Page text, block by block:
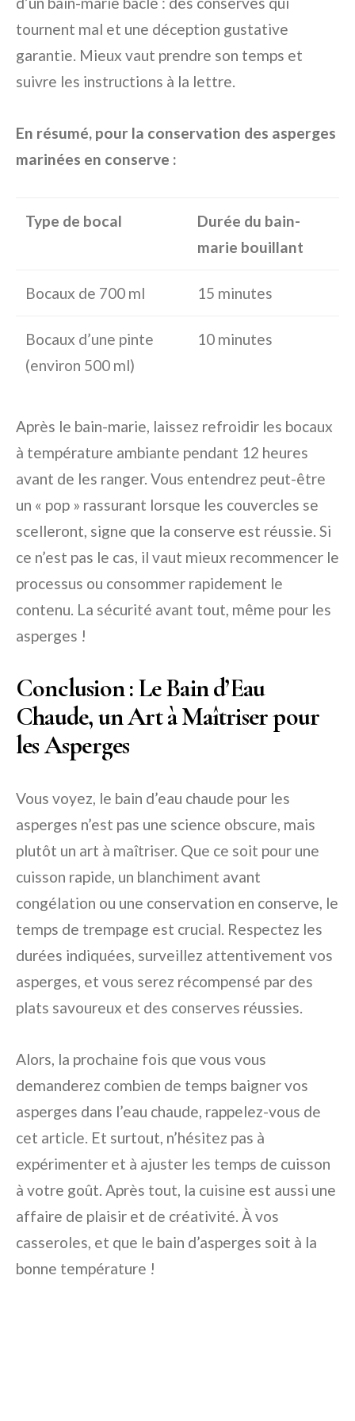
tournent mal et une déception gustative
garantie. Mieux vaut prendre son temps et
suivre les instructions à la lettre.
En résumé, pour la conservation des asperges
marinées en conserve :
Type de bocal
Durée du bain-
marie bouillant
Bocaux de 700 ml 15 minutes
Bocaux d’une pinte
(environ 500 ml)
10 minutes
Après le bain-marie, laissez refroidir les bocaux
à température ambiante pendant 12 heures
avant de les ranger. Vous entendrez peut-être
un « pop » rassurant lorsque les couvercles se
scelleront, signe que la conserve est réussie. Si
ce n’est pas le cas, il vaut mieux recommencer le
processus ou consommer rapidement le
contenu. La sécurité avant tout, même pour les
asperges !
Conclusion : Le Bain d’Eau
Chaude, un Art à Maîtriser pour
les Asperges
Vous voyez, le bain d’eau chaude pour les
asperges n’est pas une science obscure, mais
plutôt un art à maîtriser. Que ce soit pour une
cuisson rapide, un blanchiment avant
congélation ou une conservation en conserve, le
temps de trempage est crucial. Respectez les
durées indiquées, surveillez attentivement vos
asperges, et vous serez récompensé par des
plats savoureux et des conserves réussies.
Alors, la prochaine fois que vous vous
demanderez combien de temps baigner vos
asperges dans l’eau chaude, rappelez-vous de
cet article. Et surtout, n’hésitez pas à
expérimenter et à ajuster les temps de cuisson
à votre goût. Après tout, la cuisine est aussi une
affaire de plaisir et de créativité. À vos
casseroles, et que le bain d’asperges soit à la
bonne température !